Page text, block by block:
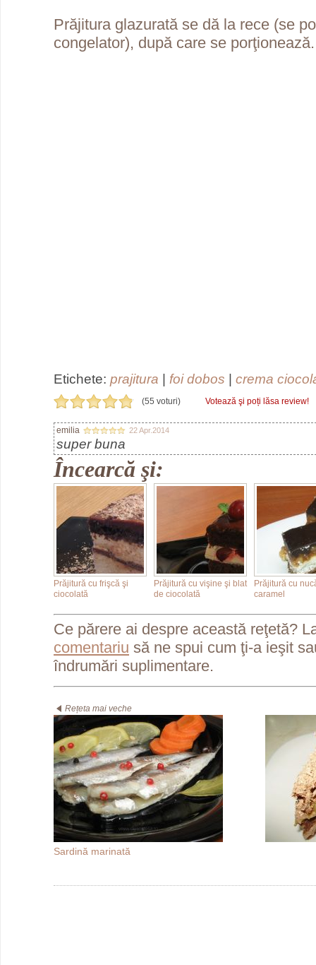
Prăjitura glazurată se dă la rece (se
congelator), după care se porţionează.
Etichete: prajitura | foi dobos | crema
(55 voturi) Votează şi poți lăsa review!
emilia 22 Apr.2014
super buna
Încearcă şi:
Prăjitură cu frişcă şi
ciocolată
Prăjitură cu vişine şi blat
de ciocolată
Prăjitură cu
caramel
Ce părere ai despre această reţetă?
comentariu să ne spui cum ţi-a ieşit
îndrumări suplimentare.
Rețeta mai veche
Sardină marinată